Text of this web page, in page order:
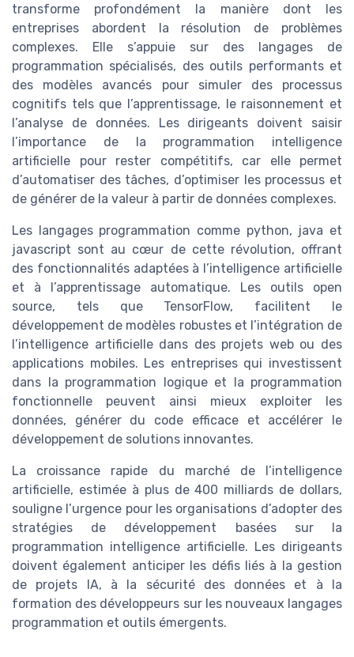
transforme profondément la manière dont les
entreprises abordent la résolution de problèmes
complexes. Elle s’appuie sur des langages de
programmation spécialisés, des outils performants et
des modèles avancés pour simuler des processus
cognitifs tels que l’apprentissage, le raisonnement et
l’analyse de données. Les dirigeants doivent saisir
l’importance de la programmation intelligence
artificielle pour rester compétitifs, car elle permet
d’automatiser des tâches, d’optimiser les processus et
de générer de la valeur à partir de données complexes.
Les langages programmation comme python, java et
javascript sont au cœur de cette révolution, offrant
des fonctionnalités adaptées à l’intelligence artificielle
et à l’apprentissage automatique. Les outils open
source, tels que TensorFlow, facilitent le
développement de modèles robustes et l’intégration de
l’intelligence artificielle dans des projets web ou des
applications mobiles. Les entreprises qui investissent
dans la programmation logique et la programmation
fonctionnelle peuvent ainsi mieux exploiter les
données, générer du code efficace et accélérer le
développement de solutions innovantes.
La croissance rapide du marché de l’intelligence
artificielle, estimée à plus de 400 milliards de dollars,
souligne l’urgence pour les organisations d’adopter des
stratégies de développement basées sur la
programmation intelligence artificielle. Les dirigeants
doivent également anticiper les défis liés à la gestion
de projets IA, à la sécurité des données et à la
formation des développeurs sur les nouveaux langages
programmation et outils émergents.